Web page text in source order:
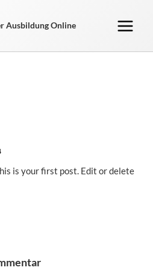
Ausbildung Online
is your first post. Edit or delete